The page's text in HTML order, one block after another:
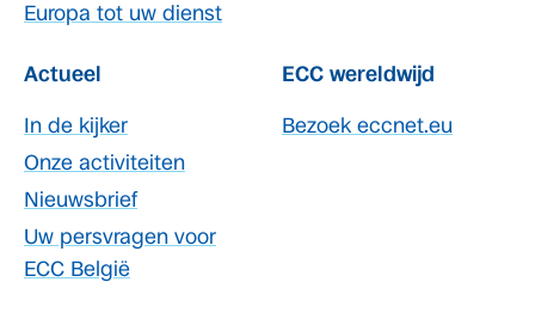
Europa tot uw dienst
Actueel
In de kijker
Onze activiteiten
Nieuwsbrief
Uw persvragen voor
ECC België
ECC wereldwijd
Bezoek eccnet.eu